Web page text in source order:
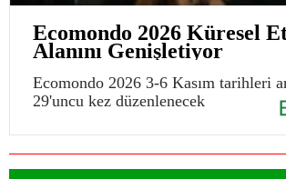
Ecomondo 2026 Küresel
Alanını Genişletiyor
Ecomondo 2026 3-6 Kasım tarihleri
29'uncu kez düzenlenecek